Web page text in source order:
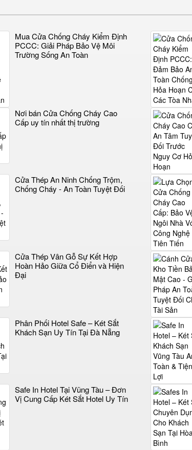
Mua Cửa Chống Cháy Kiểm Định
PCCC: Giải Pháp Bảo Vệ Môi
Trường Sống An Toàn
Nơi bán Cửa Chống Cháy Cao
Cấp uy tín nhất thị trường
Cửa Thép An Ninh Chống Trộm,
Chống Cháy - An Toàn Tuyệt Đối
Cửa Thép Vân Gỗ Sự Kết Hợp
Hoàn Hảo Giữa Cổ Điển và Hiện
Đại
Phân Phối Hotel Safe – Két Sắt
Khách Sạn Uy Tín Tại Đà Nẵng
Safe In Hotel Tại Vũng Tàu – Đơn
Vị Cung Cấp Két Sắt Hotel Uy Tín